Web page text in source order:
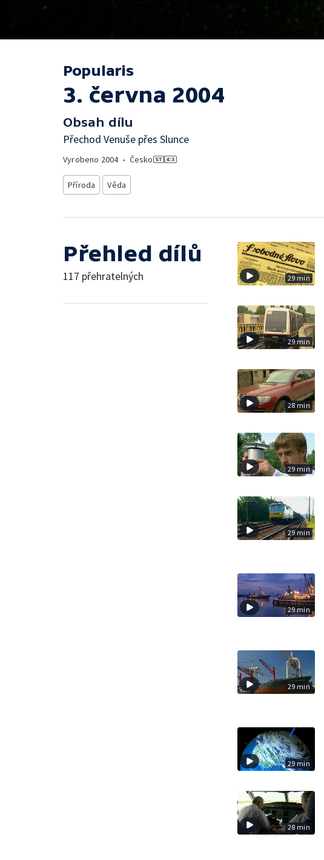
Popularis
3. června 2004
Obsah dílu
Přechod Venuše přes Slunce
Vyrobeno 2004• Česko
Příroda Věda
Přehled dílů
117 přehratelných 29 min
29 min
28 min
29 min
29 min
29 min
29 min
29 min
28 min